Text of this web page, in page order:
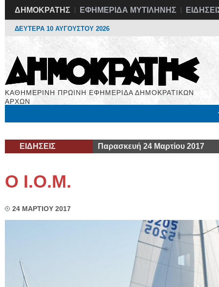
ΔΗΜΟΚΡΑΤΗΣ ΕΦΗΜΕΡΙΔΑ ΜΥΤΙΛΗΝΗΣ
ΔΕΥΤΕΡΑ 10 ΑΥΓΟΥΣΤΟΥ 2026
ΚΑΘΗΜΕΡΙΝΗ ΠΡΩΙΝΗ ΕΦΗΜΕΡΙΔΑ ΔΗΜΟΚΡΑΤΙΚΩΝ
ΑΡΧΩΝ
ΕΙΔΗΣΕΙΣ Παρασκευή 24 Μαρτίου 2017
Ο Ι.Ο.Μ.
24 ΜΑΡΤΙΟΥ 2017